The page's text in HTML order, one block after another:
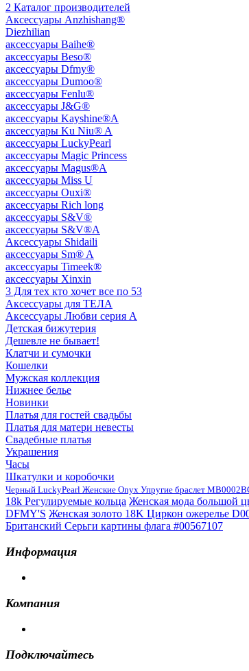
2 Каталог производителей
Aксессуары Anzhishang®
Diezhilian
аксессуары Baihe®
аксессуары Beso®
аксессуары Dfmy®
аксессуары Dumoo®
аксессуары Fenlu®
аксессуары J&G®
аксессуары Kayshine®A
аксессуары Ku Niu® A
аксессуары LuckyPearl
аксессуары Magic Princess
аксессуары Magus®A
аксессуары Miss U
аксессуары Ouxi®
аксессуары Rich long
аксессуары S&V®
аксессуары S&V®A
Аксессуары Shidaili
аксессуары Sm® A
аксессуары Timeek®
аксессуары Xinxin
3 Для тех кто хочет все по 53
Аксессуары для ТЕЛА
Аксессуары Любви серия A
Детская бижутерия
Дешевле не бывает!
Клатчи и сумочки
Кошелки
Мужская коллекция
Нижнее белье
Новинки
Платья для гостей свадьбы
Платья для матери невесты
Свадебные платья
Украшения
Часы
Шкатулки и коробочки
Черный LuckyPearl Женские Onyx Упругие браслет
18k Регулируемые кольца Женская мода большой
DFMY'S Женская золото 18K Циркон ожерелье
Британский Серьги картины флага #00567107
Информация
Компания
Подключайтесь